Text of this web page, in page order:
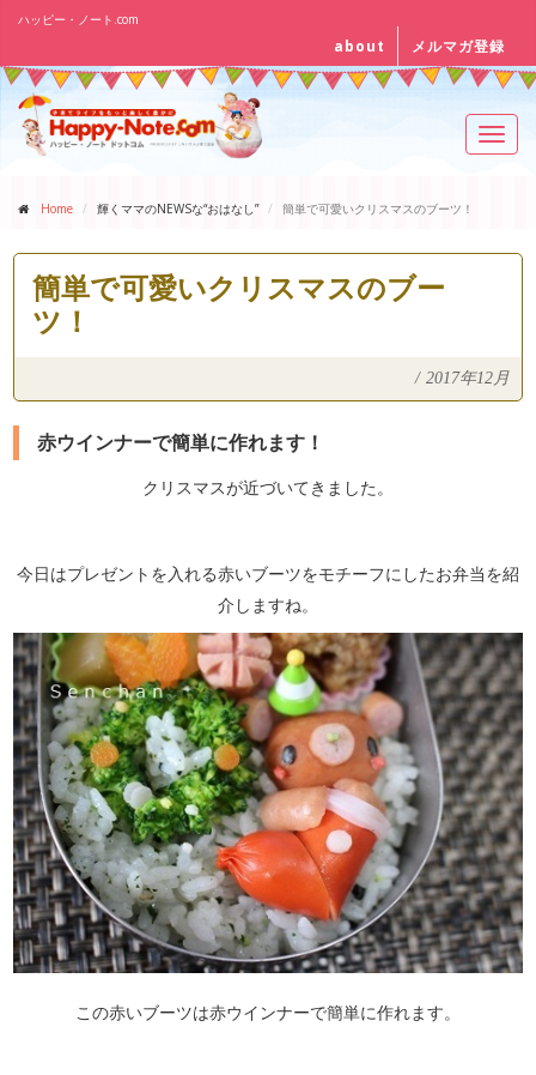
ハッピー・ノート.com
about メルマガ登録
Home 輝くママのNEWSな“おはなし” 簡単で可愛いクリスマスのブーツ！
簡単で可愛いクリスマスのブー
ツ！
/ 2017年12月
赤ウインナーで簡単に作れます！
クリスマスが近づいてきました。
今日はプレゼントを入れる赤いブーツをモチーフにしたお弁当を紹
介しますね。
この赤いブーツは赤ウインナーで簡単に作れます。